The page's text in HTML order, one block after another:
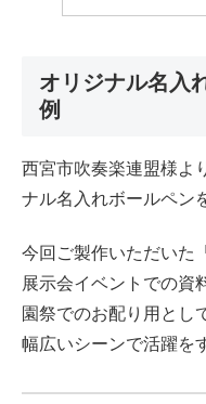
オリジナル名入
例
西宮市吹奏楽連盟様よ
ナル名入れボールペン
今回ご製作いただいた
展示会イベントでの資
園祭でのお配り用とし
幅広いシーンで活躍を